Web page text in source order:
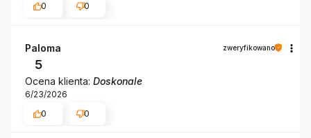
0
0
Paloma zweryfikowano
5
Ocena klienta: Doskonale
6/23/2026
0
0